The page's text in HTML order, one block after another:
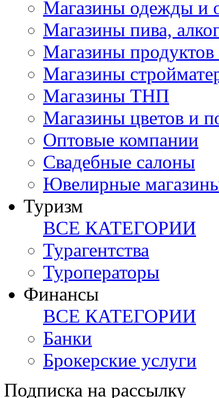
Магазины одежды и
Магазины пива,
Магазины продуктов
Магазины
Магазины ТНП
Магазины цветов и
Оптовые компании
Свадебные салоны
Ювелирные
Туризм
ВСЕ КАТЕГОРИИ
Турагентства
Туроператоры
Финансы
ВСЕ КАТЕГОРИИ
Банки
Брокерские услуги
Подписка на рассылку